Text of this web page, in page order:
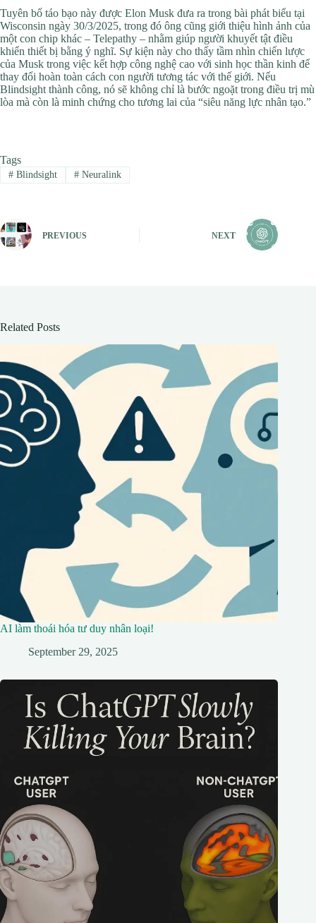
Tuyên bố táo bạo này được Elon Musk đưa ra trong bài phát biểu tại
Wisconsin ngày 30/3/2025, trong đó ông cũng giới thiệu hình ảnh của
một con chip khác – Telepathy – nhằm giúp người khuyết tật điều
khiển thiết bị bằng ý nghĩ. Sự kiện này cho thấy tầm nhìn chiến lược
của Musk trong việc kết hợp công nghệ cao với sinh học thần kinh để
thay đổi hoàn toàn cách con người tương tác với thế giới. Nếu
Blindsight thành công, nó sẽ không chỉ là bước ngoặt trong điều trị mù
lòa mà còn là minh chứng cho tương lai của “siêu năng lực nhân tạo.”
Tags
#Blindsight #Neuralink
PREVIOUS NEXT
Related Posts
AI làm thoái hóa tư duy nhân loại!
September 29, 2025